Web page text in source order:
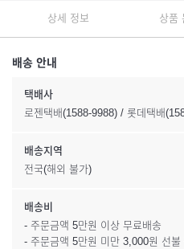
상세 정보 상품
배송 안내
택배사
로젠택배(1588-9988) / 롯데택배
배송지역
전국(해외 불가)
배송비
- 주문금액 5만원 이상 무료배송
- 주문금액 5만원 미만 3,000원 선불